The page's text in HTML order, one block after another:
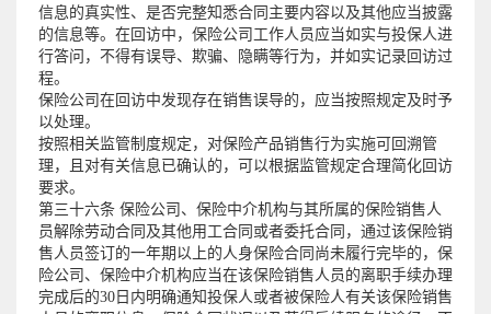
信息的真实性、是否完整知悉合同主要内容以及其他应当披露
的信息等。在回访中，保险公司工作人员应当如实与投保人进
行答问，不得有误导、欺骗、隐瞒等行为，并如实记录回访过
程。
保险公司在回访中发现存在销售误导的，应当按照规定及时予
以处理。
按照相关监管制度规定，对保险产品销售行为实施可回溯管
理，且对有关信息已确认的，可以根据监管规定合理简化回访
要求。
第三十六条 保险公司、保险中介机构与其所属的保险销售人
员解除劳动合同及其他用工合同或者委托合同，通过该保险销
售人员签订的一年期以上的人身保险合同尚未履行完毕的，保
险公司、保险中介机构应当在该保险销售人员的离职手续办理
完成后的30日内明确通知投保人或者被保险人有关该保险销售